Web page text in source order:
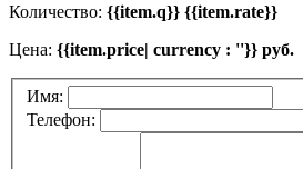
Количество: {{item.q}} {{item.rate}}
Цена: {{item.price| currency : ''}} руб.
Имя:
Телефон: